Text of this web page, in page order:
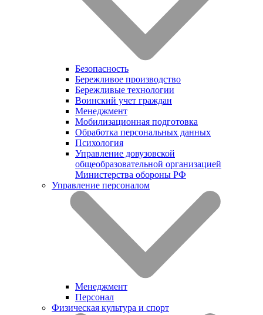
Безопасность
Бережливое производство
Бережливые технологии
Воинский учет граждан
Менеджмент
Мобилизационная подготовка
Обработка персональных данных
Психология
Управление довузовской
общеобразовательной организацией
Министерства обороны РФ
Управление персоналом
Менеджмент
Персонал
Физическая культура и спорт